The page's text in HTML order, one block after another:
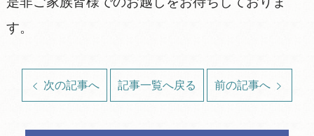
す。
次の記事へ 記事一覧へ戻る 前の記事へ